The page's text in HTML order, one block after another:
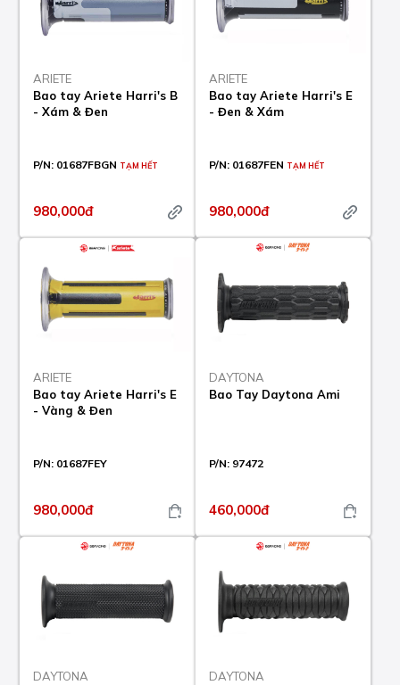
ARIETE
Bao tay Ariete Harri's B
- Xám & Đen
P/N: 01687FBGN TẠM HẾT
980,000đ
ARIETE
Bao tay Ariete Harri's E
- Đen & Xám
P/N: 01687FEN TẠM HẾT
980,000đ
ARIETE
Bao tay Ariete Harri's E
- Vàng & Đen
P/N: 01687FEY
980,000đ
DAYTONA
Bao Tay Daytona Ami
P/N: 97472
460,000đ
DAYTONA
DAYTONA